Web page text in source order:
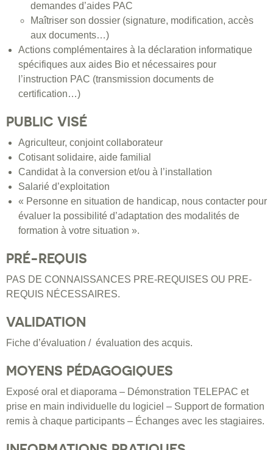
demandes d’aides PAC
Maîtriser son dossier (signature, modification, accès
aux documents…)
Actions complémentaires à la déclaration informatique
spécifiques aux aides Bio et nécessaires pour
l’instruction PAC (transmission documents de
certification…)
PUBLIC VISÉ
Agriculteur, conjoint collaborateur
Cotisant solidaire, aide familial
Candidat à la conversion et/ou à l’installation
Salarié d’exploitation
« Personne en situation de handicap, nous contacter pour
évaluer la possibilité d’adaptation des modalités de
formation à votre situation ».
PRÉ-REQUIS
PAS DE CONNAISSANCES PRE-REQUISES OU PRE-
REQUIS NÉCESSAIRES.
VALIDATION
Fiche d’évaluation / évaluation des acquis.
MOYENS PÉDAGOGIQUES
Exposé oral et diaporama – Démonstration TELEPAC et
prise en main individuelle du logiciel – Support de formation
remis à chaque participants – Échanges avec les stagiaires.